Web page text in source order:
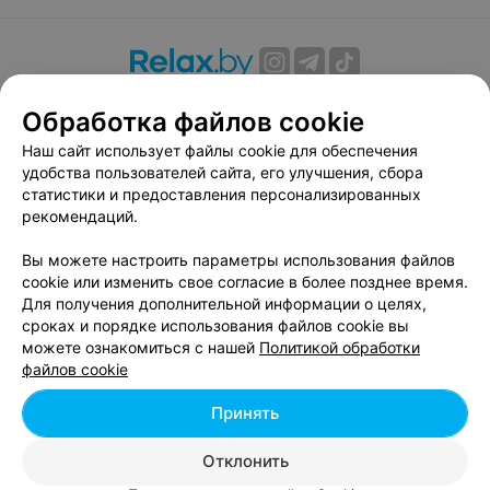
Вакансии
Публичный договор
Способы оплаты
Публичный договор по использованию сервиса
«Афиша»
Пользовательское соглашение
Связаться по вопросам сотрудничества
Написать руководителю relax.by
Персональные настройки cookie
Обработка персональных данных
| 220012, Республика Беларусь, г. Минск,
Обработка файлов cookie
Наш сайт использует файлы cookie для обеспечения
удобства пользователей сайта, его улучшения, сбора
статистики и предоставления персонализированных
рекомендаций.
Вы можете настроить параметры использования файлов
cookie или изменить свое согласие в более позднее время.
Для получения дополнительной информации о целях,
сроках и порядке использования файлов cookie вы
можете ознакомиться с нашей Политикой обработки
файлов cookie
Отклонить
Принять